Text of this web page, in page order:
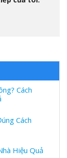
Cách
Cách
Hiệu Quả